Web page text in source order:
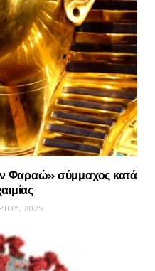
Φαραώ» σύμμαχος κατά
2025